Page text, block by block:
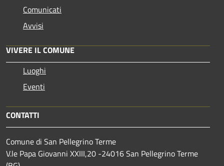
Comunicati
Avvisi
VIVERE IL COMUNE
Luoghi
Eventi
CONTATTI
Comune di San Pellegrino Terme
V.le Papa Giovanni XXIII,20 -24016 San Pellegrino Terme